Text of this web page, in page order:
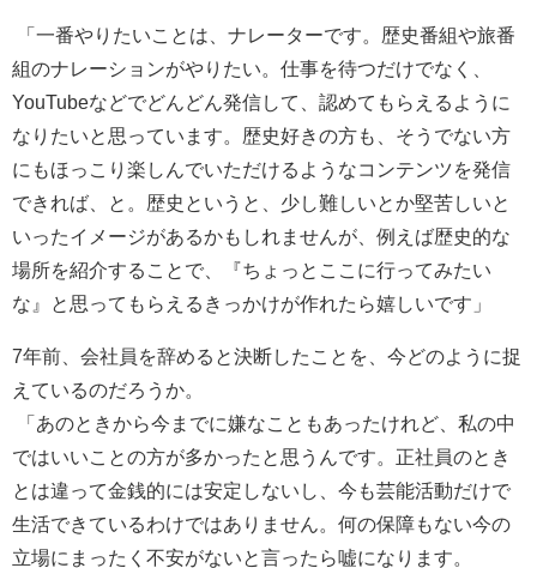
「一番やりたいことは、ナレーターです。歴史番組や旅番
組のナレーションがやりたい。仕事を待つだけでなく、
YouTubeなどでどんどん発信して、認めてもらえるように
なりたいと思っています。歴史好きの方も、そうでない方
にもほっこり楽しんでいただけるようなコンテンツを発信
できれば、と。歴史というと、少し難しいとか堅苦しいと
いったイメージがあるかもしれませんが、例えば歴史的な
場所を紹介することで、『ちょっとここに行ってみたい
な』と思ってもらえるきっかけが作れたら嬉しいです」
7年前、会社員を辞めると決断したことを、今どのように捉
えているのだろうか。
「あのときから今までに嫌なこともあったけれど、私の中
ではいいことの方が多かったと思うんです。正社員のとき
とは違って金銭的には安定しないし、今も芸能活動だけで
生活できているわけではありません。何の保障もない今の
立場にまったく不安がないと言ったら嘘になります。